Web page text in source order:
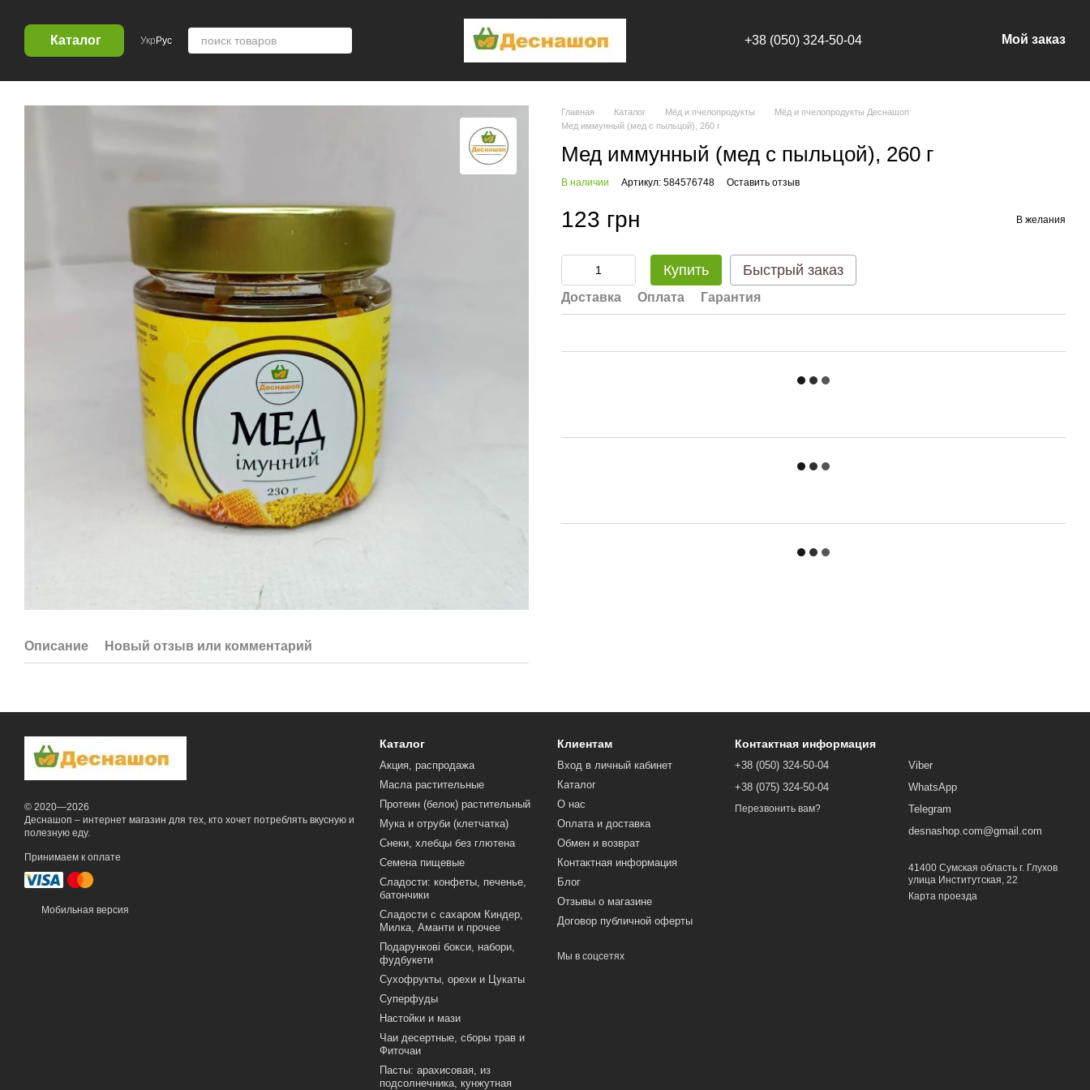
Каталог Укр Рус +38 (050) 324-50-04 Мой заказ
Описание Новый отзыв или комментарий
Главная Каталог Мёд и пчелопродукты
Мёд и пчелопродукты Деснашоп
Мед иммунный (мед с пыльцой), 260 г
Мед иммунный (мед с пыльцой), 260 г
В наличии Артикул: 584576748 Оставить отзыв
123 грн В желания
Купить Быстрый заказ
Доставка Оплата Гарантия
© 2020—2026
Деснашоп – интернет магазин для тех, кто хочет потреблять вкусную и
полезную еду.
Принимаем к оплате
Мобильная версия
Каталог
Акция, распродажа
Масла растительные
Протеин (белок) растительный
Мука и отруби (клетчатка)
Снеки, хлебцы без глютена
Семена пищевые
Сладости: конфеты, печенье,
батончики
Сладости с сахаром Киндер,
Милка, Аманти и прочее
Подарункові бокси, набори,
фудбукети
Сухофрукты, орехи и Цукаты
Суперфуды
Настойки и мази
Чаи десертные, сборы трав и
Фиточаи
Пасты: арахисовая, из
подсолнечника, кунжутная
Клиентам
Вход в личный кабинет
Каталог
О нас
Оплата и доставка
Обмен и возврат
Контактная информация
Блог
Отзывы о магазине
Договор публичной оферты
Мы в соцсетях
Контактная информация
+38 (050) 324-50-04
+38 (075) 324-50-04
Перезвонить вам?
Viber
WhatsApp
Telegram
desnashop.com@gmail.com
41400 Сумская область г. Глухов
улица Институтская, 22
Карта проезда